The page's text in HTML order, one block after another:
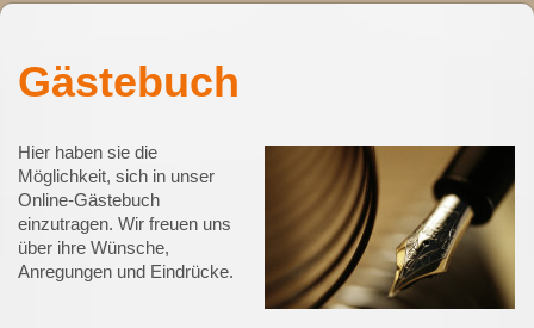
Gästebuch
Hier haben sie die
Möglichkeit, sich in unser
Online-Gästebuch
einzutragen. Wir freuen uns
über ihre Wünsche,
Anregungen und Eindrücke.